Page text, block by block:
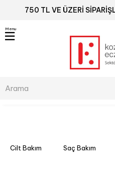
750 TL VE ÜZERİ
Menu
Cilt Bakım Saç Bakım